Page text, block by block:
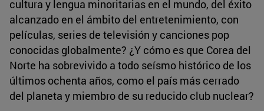
cultura y lengua minoritarias en el mundo, del éxito
alcanzado en el ámbito del entretenimiento, con
películas, series de televisión y canciones pop
conocidas globalmente? ¿Y cómo es que Corea del
Norte ha sobrevivido a todo seísmo histórico de los
últimos ochenta años, como el país más cerrado
del planeta y miembro de su reducido club nuclear?